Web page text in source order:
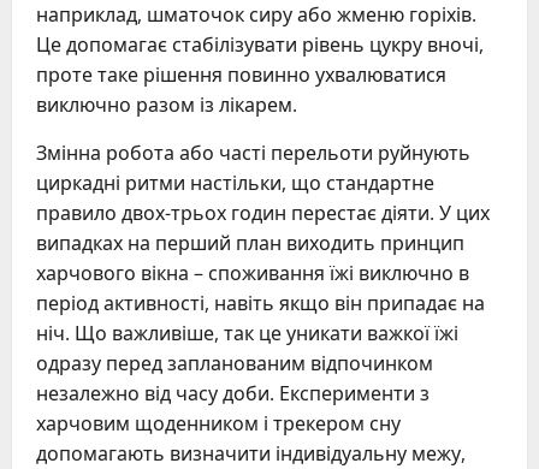
наприклад, шматочок сиру або жменю горіхів.
Це допомагає стабілізувати рівень цукру вночі,
проте таке рішення повинно ухвалюватися
виключно разом із лікарем.
Змінна робота або часті перельоти руйнують
циркадні ритми настільки, що стандартне
правило двох-трьох годин перестає діяти. У цих
випадках на перший план виходить принцип
харчового вікна – споживання їжі виключно в
період активності, навіть якщо він припадає на
ніч. Що важливіше, так це уникати важкої їжі
одразу перед запланованим відпочинком
незалежно від часу доби. Експерименти з
харчовим щоденником і трекером сну
допомагають визначити індивідуальну межу,